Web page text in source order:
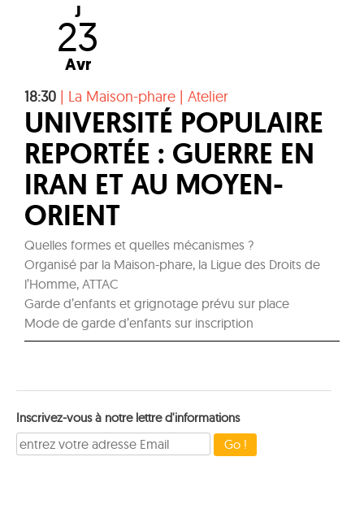
J
23
Avr
18:30 | La Maison-phare | Atelier
UNIVERSITÉ POPULAIRE
REPORTÉE : GUERRE EN
IRAN ET AU MOYEN-
ORIENT
Quelles formes et quelles mécanismes ?
Organisé par la Maison-phare, la Ligue des Droits de
l’Homme, ATTAC
Garde d’enfants et grignotage prévu sur place
Mode de garde d’enfants sur inscription
Inscrivez-vous à notre lettre d'informations